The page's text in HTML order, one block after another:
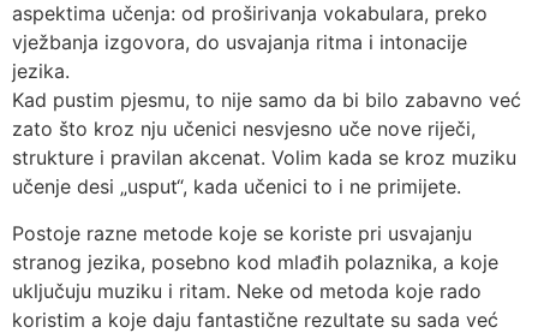
aspektima učenja: od proširivanja vokabulara, preko
vježbanja izgovora, do usvajanja ritma i intonacije
jezika.
Kad pustim pjesmu, to nije samo da bi bilo zabavno već
zato što kroz nju učenici nesvjesno uče nove riječi,
strukture i pravilan akcenat. Volim kada se kroz muziku
učenje desi „usput“, kada učenici to i ne primijete.
Postoje razne metode koje se koriste pri usvajanju
stranog jezika, posebno kod mlađih polaznika, a koje
uključuju muziku i ritam. Neke od metoda koje rado
koristim a koje daju fantastične rezultate su sada već